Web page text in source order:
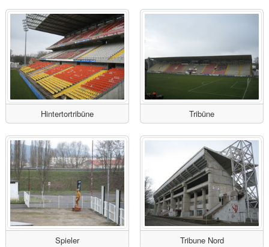
Hintertortribüne Tribüne
Spieler Tribune Nord